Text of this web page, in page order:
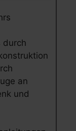
durch
an
und